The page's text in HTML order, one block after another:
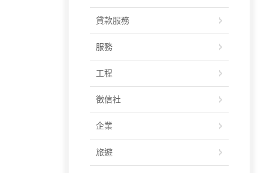
貸款服務
服務
工程
徵信社
企業
旅遊